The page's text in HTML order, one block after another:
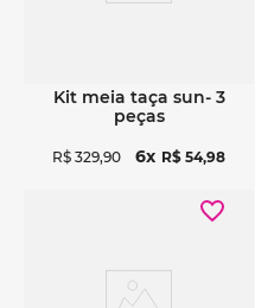
kit meia taça sun- 3
peças
R$ 329,90 6 R$ 54,98